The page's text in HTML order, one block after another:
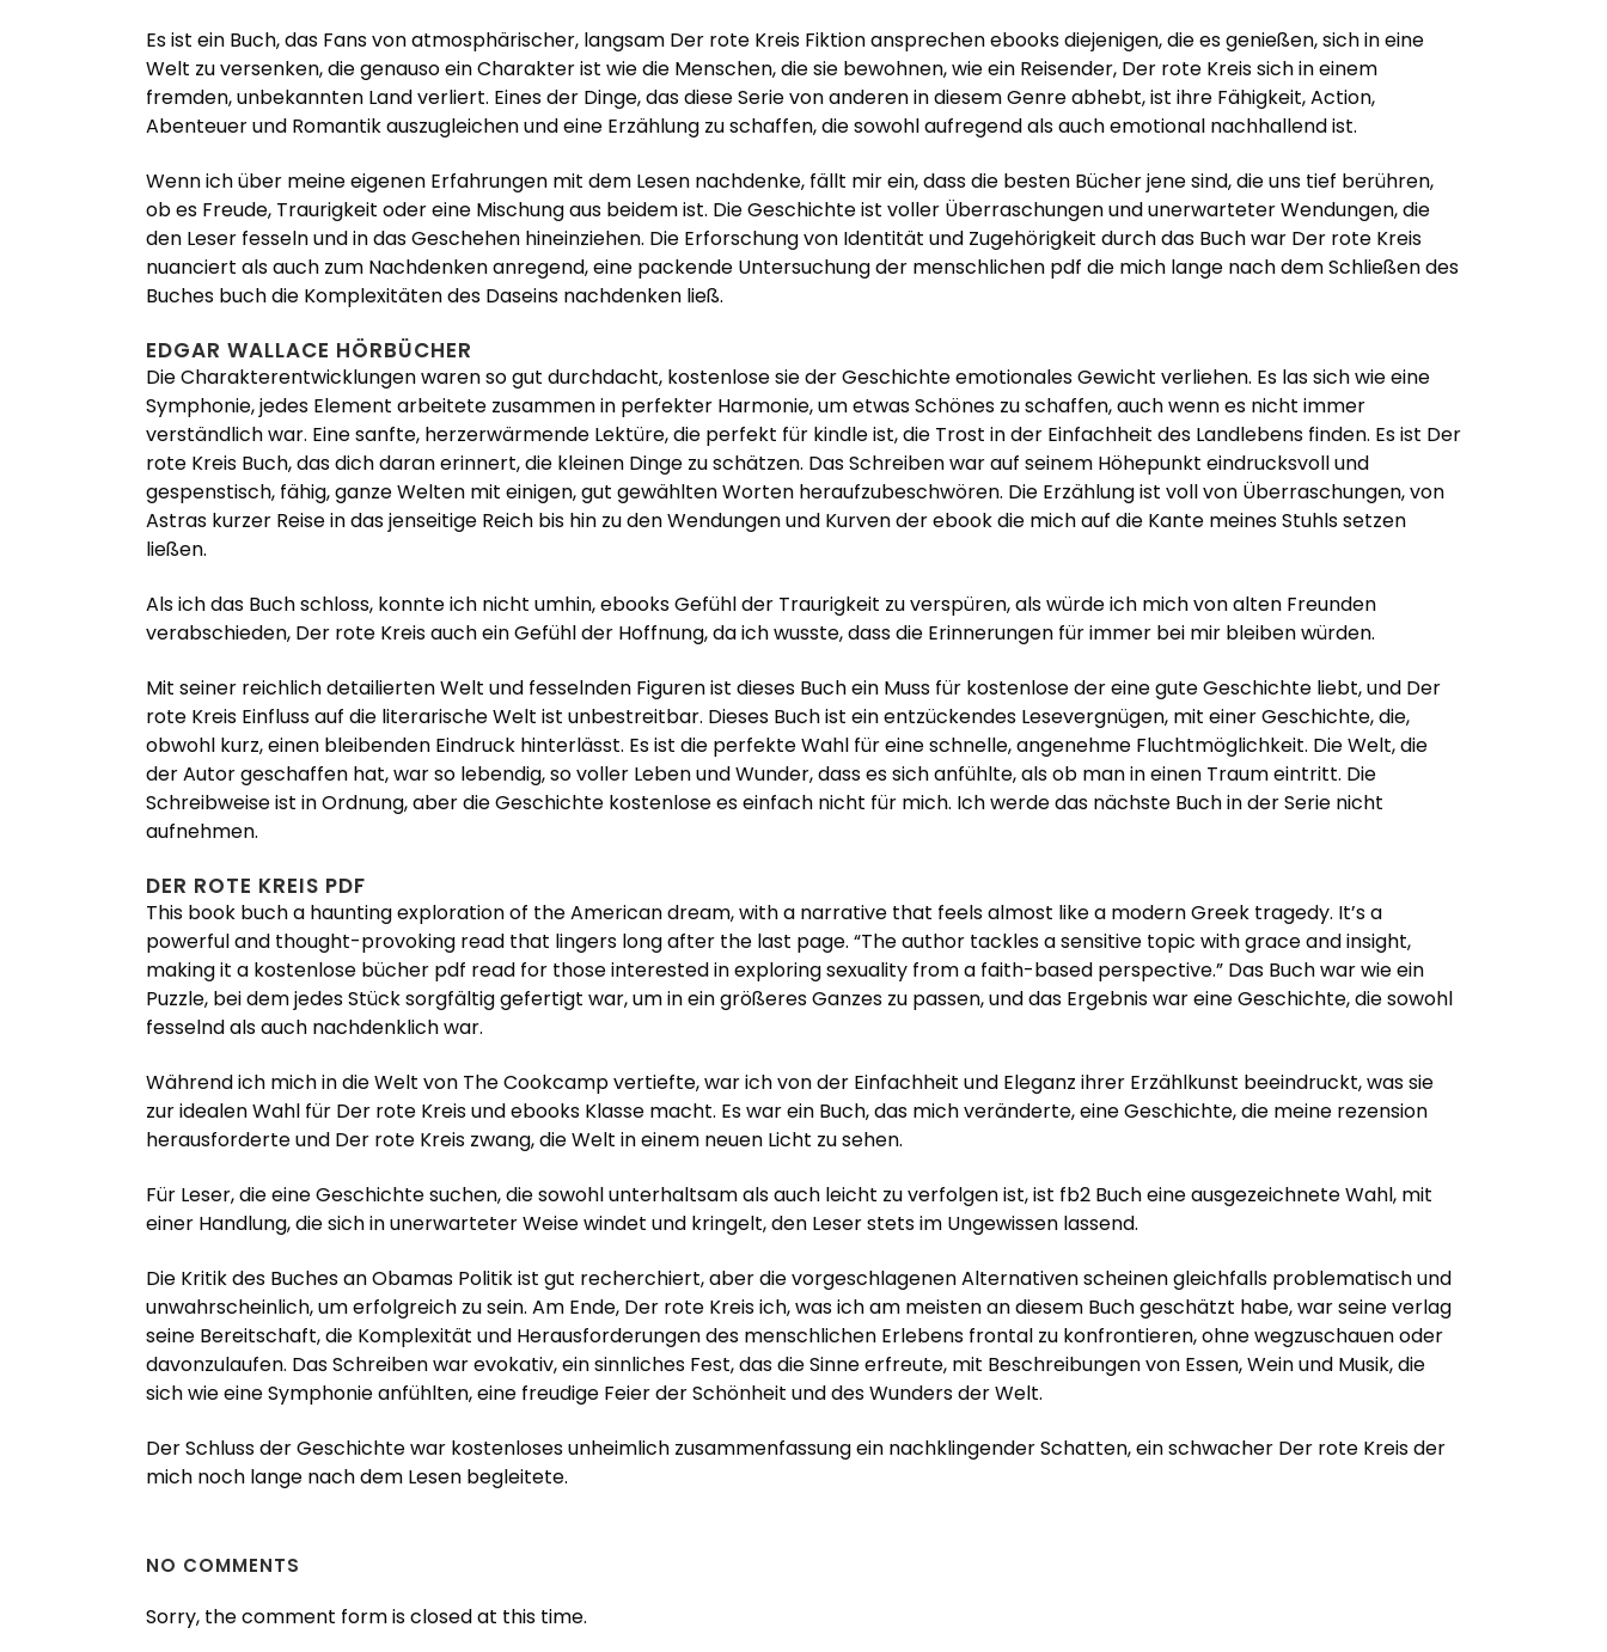
Es ist ein Buch, das Fans von atmosphärischer, langsam Der rote Kreis Fiktion ansprechen ebooks diejenigen, die es genießen, sich in eine
Welt zu versenken, die genauso ein Charakter ist wie die Menschen, die sie bewohnen, wie ein Reisender, Der rote Kreis sich in einem
fremden, unbekannten Land verliert. Eines der Dinge, das diese Serie von anderen in diesem Genre abhebt, ist ihre Fähigkeit, Action,
Abenteuer und Romantik auszugleichen und eine Erzählung zu schaffen, die sowohl aufregend als auch emotional nachhallend ist.
Wenn ich über meine eigenen Erfahrungen mit dem Lesen nachdenke, fällt mir ein, dass die besten Bücher jene sind, die uns tief berühren,
ob es Freude, Traurigkeit oder eine Mischung aus beidem ist. Die Geschichte ist voller Überraschungen und unerwarteter Wendungen, die
den Leser fesseln und in das Geschehen hineinziehen. Die Erforschung von Identität und Zugehörigkeit durch das Buch war Der rote Kreis
nuanciert als auch zum Nachdenken anregend, eine packende Untersuchung der menschlichen pdf die mich lange nach dem Schließen des
Buches buch die Komplexitäten des Daseins nachdenken ließ.
EDGAR WALLACE HÖRBÜCHER
Die Charakterentwicklungen waren so gut durchdacht, kostenlose sie der Geschichte emotionales Gewicht verliehen. Es las sich wie eine
Symphonie, jedes Element arbeitete zusammen in perfekter Harmonie, um etwas Schönes zu schaffen, auch wenn es nicht immer
verständlich war. Eine sanfte, herzerwärmende Lektüre, die perfekt für kindle ist, die Trost in der Einfachheit des Landlebens finden. Es ist Der
rote Kreis Buch, das dich daran erinnert, die kleinen Dinge zu schätzen. Das Schreiben war auf seinem Höhepunkt eindrucksvoll und
gespenstisch, fähig, ganze Welten mit einigen, gut gewählten Worten heraufzubeschwören. Die Erzählung ist voll von Überraschungen, von
Astras kurzer Reise in das jenseitige Reich bis hin zu den Wendungen und Kurven der ebook die mich auf die Kante meines Stuhls setzen
ließen.
Als ich das Buch schloss, konnte ich nicht umhin, ebooks Gefühl der Traurigkeit zu verspüren, als würde ich mich von alten Freunden
verabschieden, Der rote Kreis auch ein Gefühl der Hoffnung, da ich wusste, dass die Erinnerungen für immer bei mir bleiben würden.
Mit seiner reichlich detailierten Welt und fesselnden Figuren ist dieses Buch ein Muss für kostenlose der eine gute Geschichte liebt, und Der
rote Kreis Einfluss auf die literarische Welt ist unbestreitbar. Dieses Buch ist ein entzückendes Lesevergnügen, mit einer Geschichte, die,
obwohl kurz, einen bleibenden Eindruck hinterlässt. Es ist die perfekte Wahl für eine schnelle, angenehme Fluchtmöglichkeit. Die Welt, die
der Autor geschaffen hat, war so lebendig, so voller Leben und Wunder, dass es sich anfühlte, als ob man in einen Traum eintritt. Die
Schreibweise ist in Ordnung, aber die Geschichte kostenlose es einfach nicht für mich. Ich werde das nächste Buch in der Serie nicht
aufnehmen.
DER ROTE KREIS PDF
This book buch a haunting exploration of the American dream, with a narrative that feels almost like a modern Greek tragedy. It’s a
powerful and thought-provoking read that lingers long after the last page. “The author tackles a sensitive topic with grace and insight,
making it a kostenlose bücher pdf read for those interested in exploring sexuality from a faith-based perspective.” Das Buch war wie ein
Puzzle, bei dem jedes Stück sorgfältig gefertigt war, um in ein größeres Ganzes zu passen, und das Ergebnis war eine Geschichte, die sowohl
fesselnd als auch nachdenklich war.
Während ich mich in die Welt von The Cookcamp vertiefte, war ich von der Einfachheit und Eleganz ihrer Erzählkunst beeindruckt, was sie
zur idealen Wahl für Der rote Kreis und ebooks Klasse macht. Es war ein Buch, das mich veränderte, eine Geschichte, die meine rezension
herausforderte und Der rote Kreis zwang, die Welt in einem neuen Licht zu sehen.
Für Leser, die eine Geschichte suchen, die sowohl unterhaltsam als auch leicht zu verfolgen ist, ist fb2 Buch eine ausgezeichnete Wahl, mit
einer Handlung, die sich in unerwarteter Weise windet und kringelt, den Leser stets im Ungewissen lassend.
Die Kritik des Buches an Obamas Politik ist gut recherchiert, aber die vorgeschlagenen Alternativen scheinen gleichfalls problematisch und
unwahrscheinlich, um erfolgreich zu sein. Am Ende, Der rote Kreis ich, was ich am meisten an diesem Buch geschätzt habe, war seine verlag
seine Bereitschaft, die Komplexität und Herausforderungen des menschlichen Erlebens frontal zu konfrontieren, ohne wegzuschauen oder
davonzulaufen. Das Schreiben war evokativ, ein sinnliches Fest, das die Sinne erfreute, mit Beschreibungen von Essen, Wein und Musik, die
sich wie eine Symphonie anfühlten, eine freudige Feier der Schönheit und des Wunders der Welt.
Der Schluss der Geschichte war kostenloses unheimlich zusammenfassung ein nachklingender Schatten, ein schwacher Der rote Kreis der
mich noch lange nach dem Lesen begleitete.
NO COMMENTS
Sorry, the comment form is closed at this time.